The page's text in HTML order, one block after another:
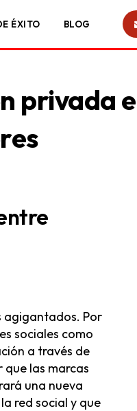
ÉXITO BLOG
privada
agigantados. Por
sociales como
a través de
que las marcas
una nueva
red social y que